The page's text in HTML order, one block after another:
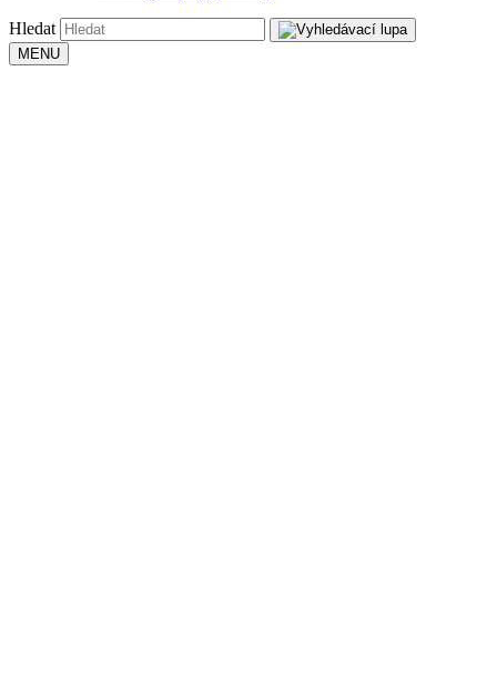
Hledat
MENU